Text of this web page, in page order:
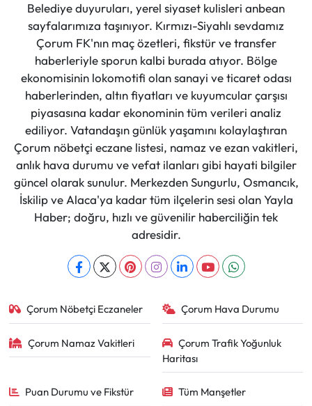
Belediye duyuruları, yerel siyaset kulisleri anbean
sayfalarımıza taşınıyor. Kırmızı-Siyahlı sevdamız
Çorum FK'nın maç özetleri, fikstür ve transfer
haberleriyle sporun kalbi burada atıyor. Bölge
ekonomisinin lokomotifi olan sanayi ve ticaret odası
haberlerinden, altın fiyatları ve kuyumcular çarşısı
piyasasına kadar ekonominin tüm verileri analiz
ediliyor. Vatandaşın günlük yaşamını kolaylaştıran
Çorum nöbetçi eczane listesi, namaz ve ezan vakitleri,
anlık hava durumu ve vefat ilanları gibi hayati bilgiler
güncel olarak sunulur. Merkezden Sungurlu, Osmancık,
İskilip ve Alaca'ya kadar tüm ilçelerin sesi olan Yayla
Haber; doğru, hızlı ve güvenilir haberciliğin tek
adresidir.
Çorum Nöbetçi Eczaneler Çorum Hava Durumu
Çorum Namaz Vakitleri
Çorum Trafik Yoğunluk
Haritası
Puan Durumu ve Fikstür Tüm Manşetler